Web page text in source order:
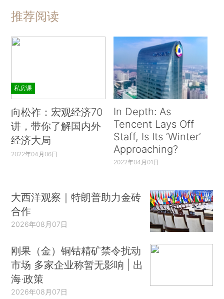
推荐阅读
私房课
向松祚：宏观经济70
讲，带你了解国内外
经济大局
2022年04月06日
In Depth: As
Tencent Lays Off
Staff, Is Its ‘Winter’
Approaching?
2022年04月01日
大西洋观察｜特朗普助力金砖
合作
2026年08月07日
刚果（金）铜钴精矿禁令扰动
市场 多家企业称暂无影响 | 出
海·政策
2026年08月07日